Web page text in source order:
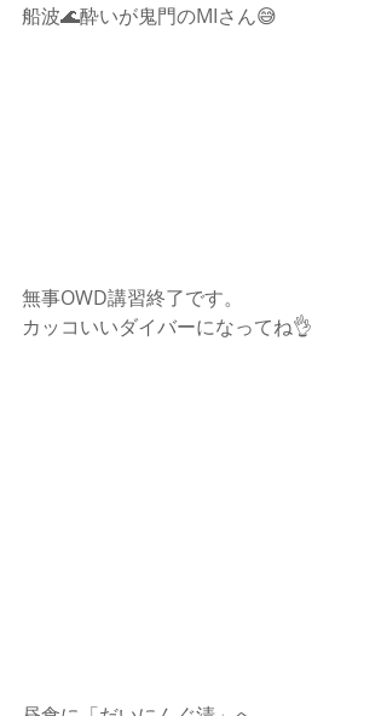
船波🌊酔いが鬼門のMIさん😅
無事OWD講習終了です。
カッコいいダイバーになってね👌